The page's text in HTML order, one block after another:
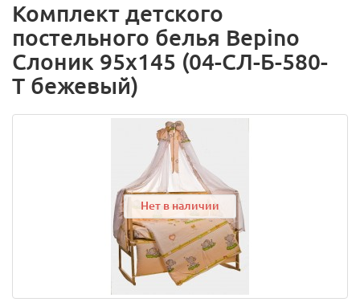
Комплект детского
постельного белья Bepino
Слоник 95х145 (04-СЛ-Б-580-
Т бежевый)
Нет в наличии